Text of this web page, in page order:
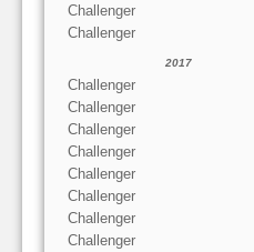
Challenger
Challenger
2017
Challenger
Challenger
Challenger
Challenger
Challenger
Challenger
Challenger
Challenger